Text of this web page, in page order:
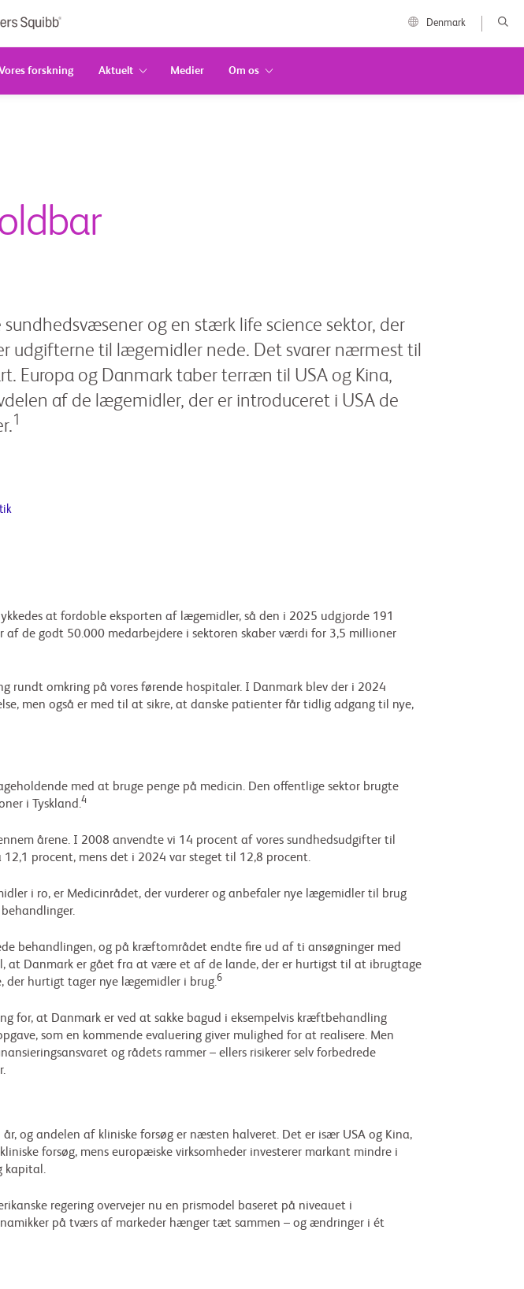
Denmark
forskning Aktuelt Medier Om os
og en stærk life science sektor, der
udgifterne til lægemidler nede. Det svarer nærmest til
Europa og Danmark taber terræn til USA og Kina,
af de lægemidler, der er introduceret i USA de
1
at fordoble eksporten af lægemidler, så den i 2025 udgjorde 191
af de godt 50.000 medarbejdere i sektoren skaber værdi for 3,5 millioner
rundt omkring på vores førende hospitaler. I Danmark blev der i 2024
men også er med til at sikre, at danske patienter får tidlig adgang til nye,
med at bruge penge på medicin. Den offentlige sektor brugte
i Tyskland.4
årene. I 2008 anvendte vi 14 procent af vores sundhedsudgifter til
procent, mens det i 2024 var steget til 12,8 procent.
i ro, er Medicinrådet, der vurderer og anbefaler nye lægemidler til brug
behandlingen, og på kræftområdet endte fire ud af ti ansøgninger med
at Danmark er gået fra at være et af de lande, der er hurtigst til at ibrugtage
der hurtigt tager nye lægemidler i brug.6
for, at Danmark er ved at sakke bagud i eksempelvis kræftbehandling
som en kommende evaluering giver mulighed for at realisere. Men
og rådets rammer – ellers risikerer selv forbedrede
og andelen af kliniske forsøg er næsten halveret. Det er især USA og Kina,
forsøg, mens europæiske virksomheder investerer markant mindre i
kapital.
regering overvejer nu en prismodel baseret på niveauet i
på tværs af markeder hænger tæt sammen – og ændringer i ét